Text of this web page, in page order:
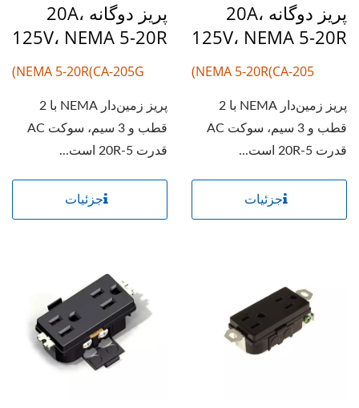
پریز دوگانه 20A،
125V، NEMA 5-20R
NEMA 5-20R(CA-205)
پریز زمین‌دار NEMA با 2
قطب و 3 سیم، سوکت AC
قدرت 5-20R است...
جزئیات
پریز دوگانه 20A،
125V، NEMA 5-20R
NEMA 5-20R(CA-205G)
پریز زمین‌دار NEMA با 2
قطب و 3 سیم، سوکت AC
قدرت 5-20R است...
جزئیات